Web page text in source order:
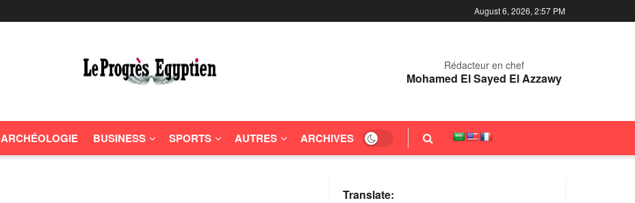
August 6, 2026, 2:57 PM
Rédacteur en chef
Mohamed El Sayed El Azzawy
ARCHÉOLOGIE BUSINESS SPORTS AUTRES ARCHIVES
Translate: